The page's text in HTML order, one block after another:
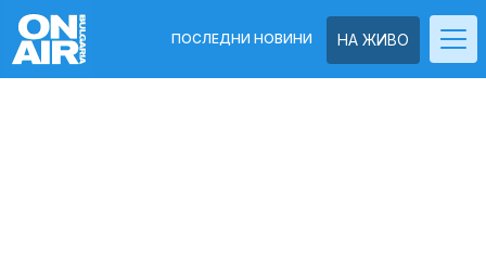
НА ЖИВО
ПОСЛЕДНИ НОВИНИ